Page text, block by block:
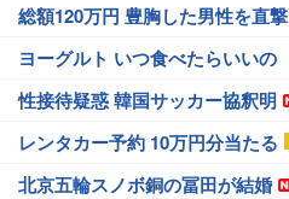
総額120万円 豊胸した男性を直撃
ヨーグルト いつ食べたらいいの
性接待疑惑 韓国サッカー協釈明
レンタカー予約 10万円分当たる
北京五輪スノボ銅の冨田が結婚